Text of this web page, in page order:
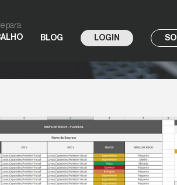
para:
BLOG LOGIN